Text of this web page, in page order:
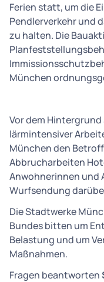
Ferien statt, um die
Pendlerverkehr und
zu halten. Die
München
Vor dem
lärmintensiver
München den
Abbrucharbeiten
Anwohnerinnen und
Wurfsendung
Die Stadtwerke
Bundes bitten um
Belastung und um
Maßnahmen.
Fragen beantworten